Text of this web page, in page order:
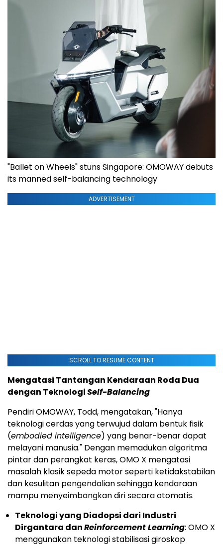
"Ballet on Wheels" stuns Singapore: OMOWAY debuts
its manned self-balancing technology
ADVERTISEMENT
SCROLL TO RESUME CONTENT
Mengatasi Tantangan Kendaraan Roda Dua
dengan TeknologiSelf-Balancing
Pendiri OMOWAY, Todd, mengatakan, "Hanya
teknologi cerdas yang terwujud dalam bentuk fisik
(embodied intelligence) yang benar-benar dapat
melayani manusia." Dengan memadukan algoritma
pintar dan perangkat keras, OMO X mengatasi
masalah klasik sepeda motor seperti ketidakstabilan
dan kesulitan pengendalian sehingga kendaraan
mampu menyeimbangkan diri secara otomatis.
Teknologi yang Diadopsi dari Industri
Dirgantara danReinforcement Learning: OMO X
menggunakan teknologi stabilisasi giroskop